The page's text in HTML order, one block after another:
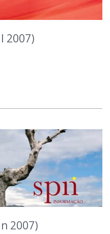
2007)
2007)